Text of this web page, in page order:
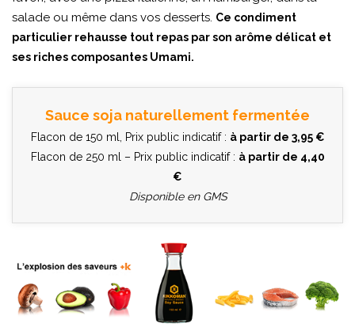
salade ou même dans vos desserts. Ce condiment
particulier rehausse tout repas par son arôme délicat et
ses riches composantes Umami.
Sauce soja naturellement fermentée
Flacon de 150 ml, Prix public indicatif : à partir de 3,95 €
Flacon de 250 ml – Prix public indicatif : à partir de 4,40
€
Disponible en GMS